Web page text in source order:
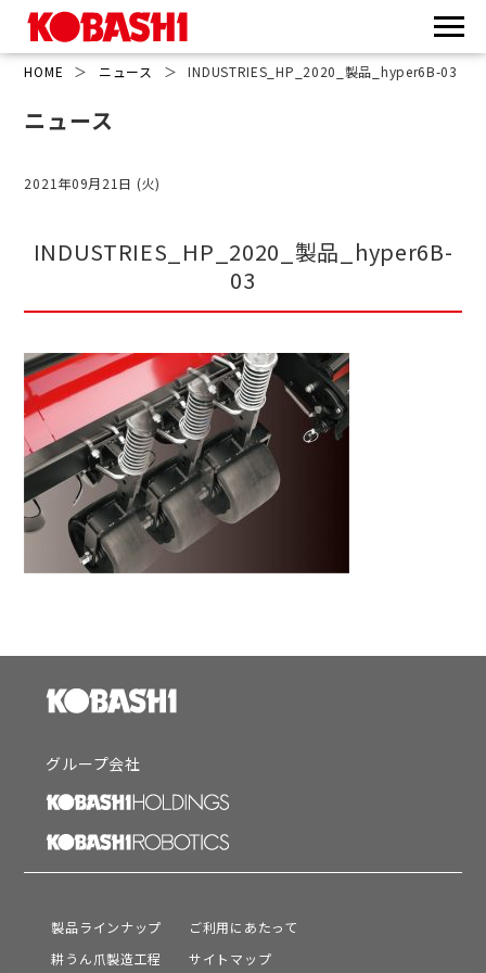
HOME ＞ ニュース ＞ INDUSTRIES_HP_2020_製品_hyper6B-03
ニュース
2021年09月21日 (火)
INDUSTRIES_HP_2020_製品_hyper6B-
03
グループ会社
製品ラインナップ
耕うん爪製造工程
ご利用にあたって
サイトマップ